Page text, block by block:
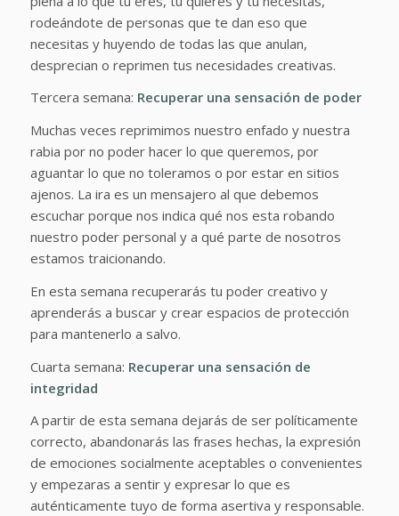
rodeándote de personas que te dan eso que
necesitas y huyendo de todas las que anulan,
desprecian o reprimen tus necesidades creativas.
Tercera semana: Recuperar una sensación de poder
Muchas veces reprimimos nuestro enfado y nuestra
rabia por no poder hacer lo que queremos, por
aguantar lo que no toleramos o por estar en sitios
ajenos. La ira es un mensajero al que debemos
escuchar porque nos indica qué nos esta robando
nuestro poder personal y a qué parte de nosotros
estamos traicionando.
En esta semana recuperarás tu poder creativo y
aprenderás a buscar y crear espacios de protección
para mantenerlo a salvo.
Cuarta semana: Recuperar una sensación de
integridad
A partir de esta semana dejarás de ser políticamente
correcto, abandonarás las frases hechas, la expresión
de emociones socialmente aceptables o convenientes
y empezaras a sentir y expresar lo que es
auténticamente tuyo de forma asertiva y responsable.